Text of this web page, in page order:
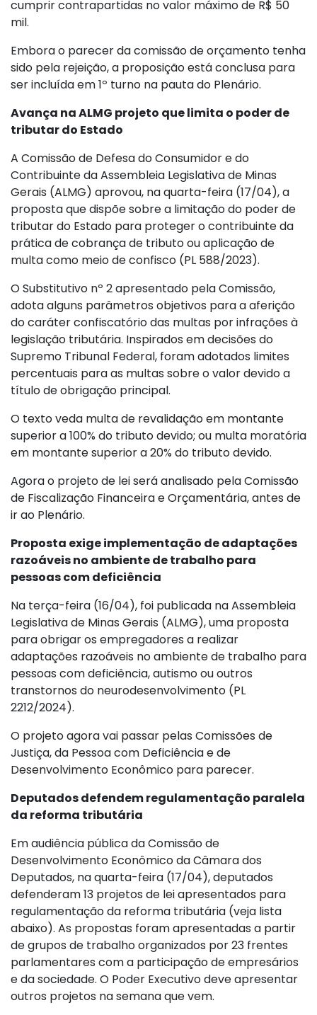
cumprir contrapartidas no valor máximo de R$ 50
mil.
Embora o parecer da comissão de orçamento tenha
sido pela rejeição, a proposição está conclusa para
ser incluída em 1º turno na pauta do Plenário.
Avança na ALMG projeto que limita o poder de
tributar do Estado
A Comissão de Defesa do Consumidor e do
Contribuinte da Assembleia Legislativa de Minas
Gerais (ALMG) aprovou, na quarta-feira (17/04), a
proposta que dispõe sobre a limitação do poder de
tributar do Estado para proteger o contribuinte da
prática de cobrança de tributo ou aplicação de
multa como meio de confisco (PL 588/2023).
O Substitutivo nº 2 apresentado pela Comissão,
adota alguns parâmetros objetivos para a aferição
do caráter confiscatório das multas por infrações à
legislação tributária. Inspirados em decisões do
Supremo Tribunal Federal, foram adotados limites
percentuais para as multas sobre o valor devido a
título de obrigação principal.
O texto veda multa de revalidação em montante
superior a 100% do tributo devido; ou multa moratória
em montante superior a 20% do tributo devido.
Agora o projeto de lei será analisado pela Comissão
de Fiscalização Financeira e Orçamentária, antes de
ir ao Plenário.
Proposta exige implementação de adaptações
razoáveis no ambiente de trabalho para
pessoas com deficiência
Na terça-feira (16/04), foi publicada na Assembleia
Legislativa de Minas Gerais (ALMG), uma proposta
para obrigar os empregadores a realizar
adaptações razoáveis no ambiente de trabalho para
pessoas com deficiência, autismo ou outros
transtornos do neurodesenvolvimento (PL
2212/2024).
O projeto agora vai passar pelas Comissões de
Justiça, da Pessoa com Deficiência e de
Desenvolvimento Econômico para parecer.
Deputados defendem regulamentação paralela
da reforma tributária
Em audiência pública da Comissão de
Desenvolvimento Econômico da Câmara dos
Deputados, na quarta-feira (17/04), deputados
defenderam 13 projetos de lei apresentados para
regulamentação da reforma tributária (veja lista
abaixo). As propostas foram apresentadas a partir
de grupos de trabalho organizados por 23 frentes
parlamentares com a participação de empresários
e da sociedade. O Poder Executivo deve apresentar
outros projetos na semana que vem.